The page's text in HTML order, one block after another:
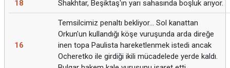
18 Shakhtar, Beşiktaş'ın yarı sahasında boşluk arıyor.
16
Temsilcimiz penaltı bekliyor... Sol kanattan
Orkun'un kullandığı köşe vuruşunda arda direğe
inen topa Paulista hareketlenmek istedi ancak
Ocheretko ile girdiği ikili mücadelede yerde kaldı.